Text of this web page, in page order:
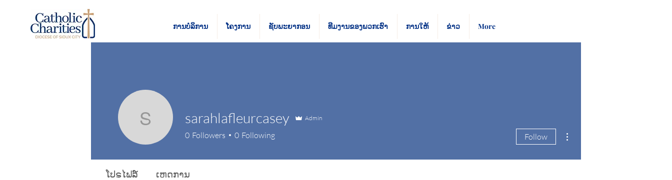
ການບໍລິການ ໂຄງການ ຊັບ​ພະ​ຍາ​ກອນ ທີມ​ງານ​ຂອງ​ພວກ​ເຮົາ ການໃຫ້ ຂ່າວ More
sarahlafleurcasey
sarahlafleurcasey Admin
0 Followers 0 Following Follow
ໂປຣໄຟລ໌ ເຫດການ